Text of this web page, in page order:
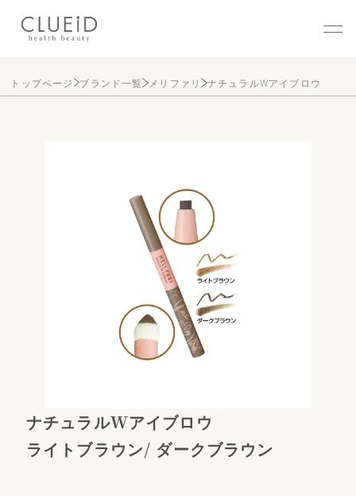
トップページ ブランド一覧 メリファリ ナチュラルWアイブロウ
ナチュラルWアイブロウ
ライトブラウン/ ダークブラウン